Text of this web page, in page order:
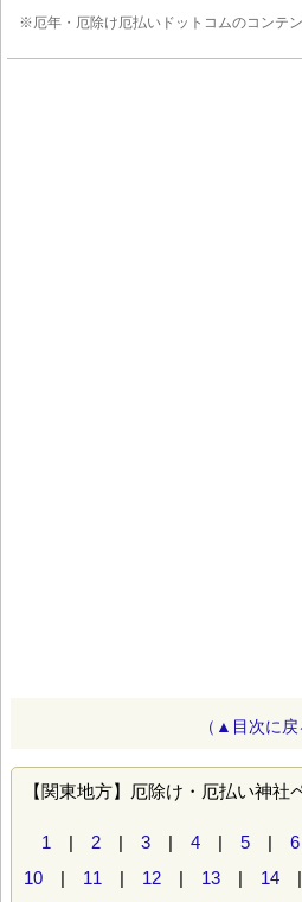
※厄年・厄除け厄払いドットコムのコンテ
（▲目次に戻
【関東地方】厄除け・厄払い神社
1 | 2 | 3 | 4 | 5 | 6
10 | 11 | 12 | 13 | 14